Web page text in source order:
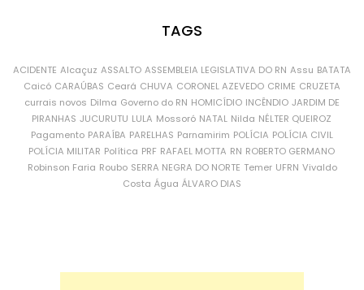
TAGS
ACIDENTE Alcaçuz ASSALTO ASSEMBLEIA LEGISLATIVA DO RN Assu BATATA
Caicó CARAÚBAS Ceará CHUVA CORONEL AZEVEDO CRIME CRUZETA
currais novos Dilma Governo do RN HOMICÍDIO INCÊNDIO JARDIM DE
PIRANHAS JUCURUTU LULA Mossoró NATAL Nilda NÉLTER QUEIROZ
Pagamento PARAÍBA PARELHAS Parnamirim POLÍCIA POLÍCIA CIVIL
POLÍCIA MILITAR Política PRF RAFAEL MOTTA RN ROBERTO GERMANO
Robinson Faria Roubo SERRA NEGRA DO NORTE Temer UFRN Vivaldo
Costa Água ÁLVARO DIAS